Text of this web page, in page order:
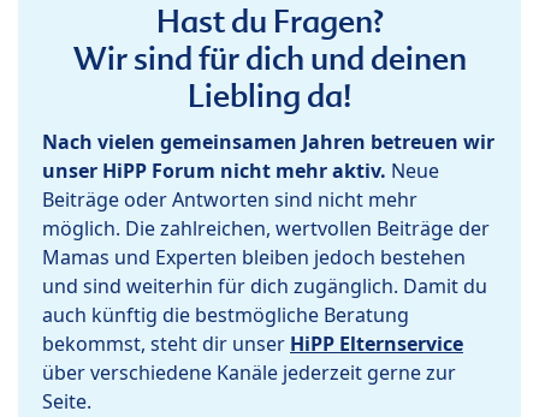
Hast du Fragen?
Wir sind für dich und deinen
Liebling da!
Nach vielen gemeinsamen Jahren betreuen wir
unser HiPP Forum nicht mehr aktiv. Neue
Beiträge oder Antworten sind nicht mehr
möglich. Die zahlreichen, wertvollen Beiträge der
Mamas und Experten bleiben jedoch bestehen
und sind weiterhin für dich zugänglich. Damit du
auch künftig die bestmögliche Beratung
bekommst, steht dir unser HiPP Elternservice
über verschiedene Kanäle jederzeit gerne zur
Seite.